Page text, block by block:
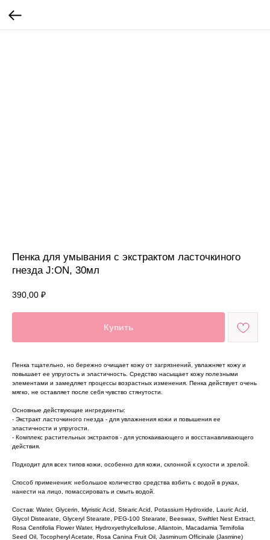
Пенка для умывания с экстрактом ласточкиного
гнезда J:ON, 30мл
390,00 ₽
Купить
Пенка тщательно, но бережно очищает кожу от загрязнений, увлажняет кожу и
повышает ее упругость и эластичность. Средство насыщает кожу полезными
элементами и замедляет процессы возрастных изменения. Пенка действует очень
мягко, не оставляет после себя чувство стянутости.
Основные действующие ингредиенты:
- Экстракт ласточкиного гнезда - для увлажнения кожи и повышения ее
эластичности и упругости.
- Комплекс растительных экстрактов - для успокаивающего и восстанавливающего
действия.
Подходит для всех типов кожи, особенно для кожи, склонной к сухости и зрелой.
Способ применения: небольшое количество средства взбить с водой в руках,
нанести на лицо, помассировать и смыть водой.
Состав: Water, Glycerin, Myristic Acid, Stearic Acid, Potassium Hydroxide, Lauric Acid,
Glycol Distearate, Glyceryl Stearate, PEG-100 Stearate, Beeswax, Swiftlet Nest Extract,
Rosa Centifolia Flower Water, Hydroxyethylcellulose, Allantoin, Macadamia Ternifolia
Seed Oil, Tocopheryl Acetate, Rosa Canina Fruit Oil, Jasminum Officinale (Jasmine)